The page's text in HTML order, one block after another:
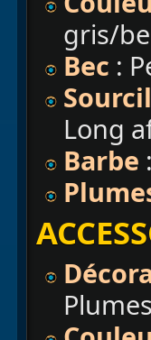
gris/
Bec :
Long
Barbe